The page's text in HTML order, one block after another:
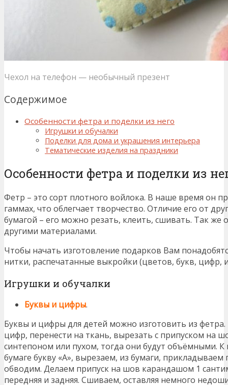
Чехол на телефон — необычный презент
Содержимое
Особенности фетра и поделки из него
Игрушки и обучалки
Поделки для дома и украшения интерьера
Тематические изделия на праздники
Особенности фетра и поделки из
Фетр – это сорт плотного войлока. В наше время он
гаммах, что облегчает творчество. Отличие его от
бумагой – его можно резать, клеить, сшивать. Так же
другими материалами.
Чтобы начать изготовление подарков Вам
нитки, распечатанные выкройки (цветов, букв, цифр,
Игрушки и обучалки
Буквы и цифры.
Буквы и цифры для детей можно изготовить из
цифр, перенести на ткань, вырезать с припуском на
синтепоном или пухом, тогда они будут объёмными.
бумаге букву «А», вырезаем, из бумаги,
обводим. Делаем припуск на шов карандашом 1
передняя и задняя. Сшиваем, оставляя немного